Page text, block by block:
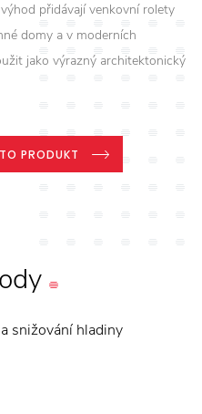
přidávají venkovní rolety
domy a v moderních
jako výrazný architektonický
PRODUKT
snižování hladiny